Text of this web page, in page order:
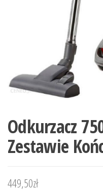
Odkurzacz
Zestawie
449,50zł